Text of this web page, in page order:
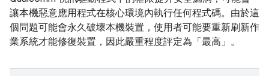
讓本機惡意應用程式在核心環境內執行任何程式碼。由於這
個問題可能會永久破壞本機裝置，使用者可能要重新刷新作
業系統才能修復裝置，因此嚴重程度評定為「最高」。